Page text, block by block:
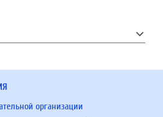
организации